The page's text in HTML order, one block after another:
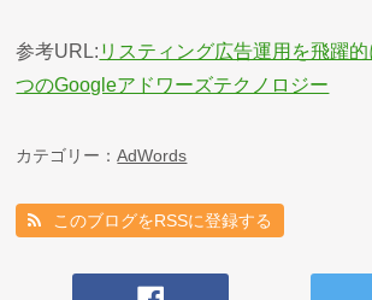
参考URL: リスティング広告運用を飛躍
つのGoogleアドワーズテクノロジー
カテゴリー：AdWords
このブログをRSSに登録する